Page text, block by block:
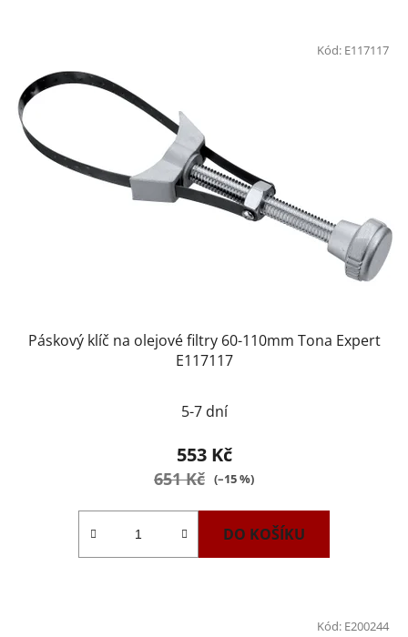
Páskový klíč na olejové filtry 60-110mm Tona Expert
E117117
5-7 dní
553 Kč
651 Kč (–15 %)
DO KOŠÍKU
Kód: E117117
Kód: E200244